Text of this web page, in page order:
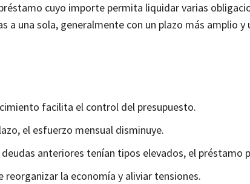
cuyo importe permita liquidar varias
a una sola, generalmente con un plazo más amplio y
facilita el control del presupuesto.
el esfuerzo mensual disminuye.
deudas anteriores tenían tipos elevados, el préstamo
reorganizar la economía y aliviar tensiones.